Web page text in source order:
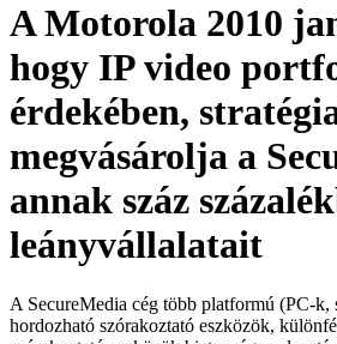
A Motorola 2010
hogy IP video
érdekében,
megvásárolja a
annak száz
leányvállalatait
A SecureMedia cég több platformú (PC-
hordozható szórakoztató eszközök,